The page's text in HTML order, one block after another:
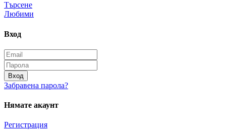
Търсене
Любими
Вход
Вход
Забравена парола?
Нямате акаунт
Регистрация